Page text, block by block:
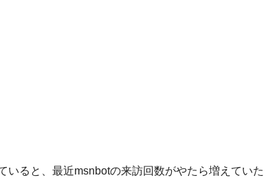
いると、最近msnbotの来訪回数がやたら増えていた